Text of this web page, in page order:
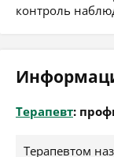
контроль
Терапевт:
Терапевтом